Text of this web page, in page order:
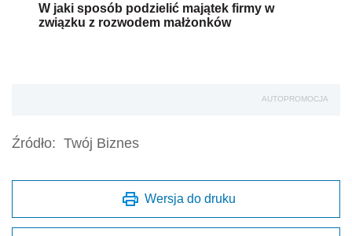
W jaki sposób podzielić majątek firmy w
związku z rozwodem małżonków
AUTOPROMOCJA
Źródło: Twój Biznes
Wersja do druku